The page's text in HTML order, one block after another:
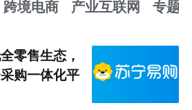
跨境电商 产业互联网 专题
零售生态，
购一体化平